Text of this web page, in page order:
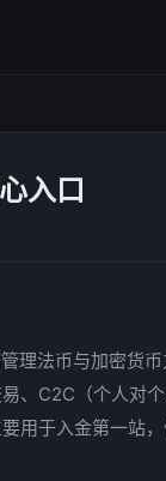
入口
理法币与加密货
、C2C（个人对
用于入金第一站